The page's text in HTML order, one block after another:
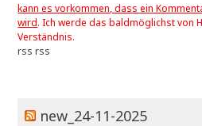
kann es vorkommen, dass ein
wird. Ich werde das baldmöglichst von
Verständnis.
rss rss
new_24-11-2025